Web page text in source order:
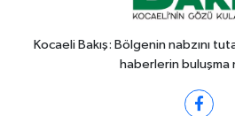
Kocaeli Bakış: Bölgenin nabzını
haberlerin buluşma